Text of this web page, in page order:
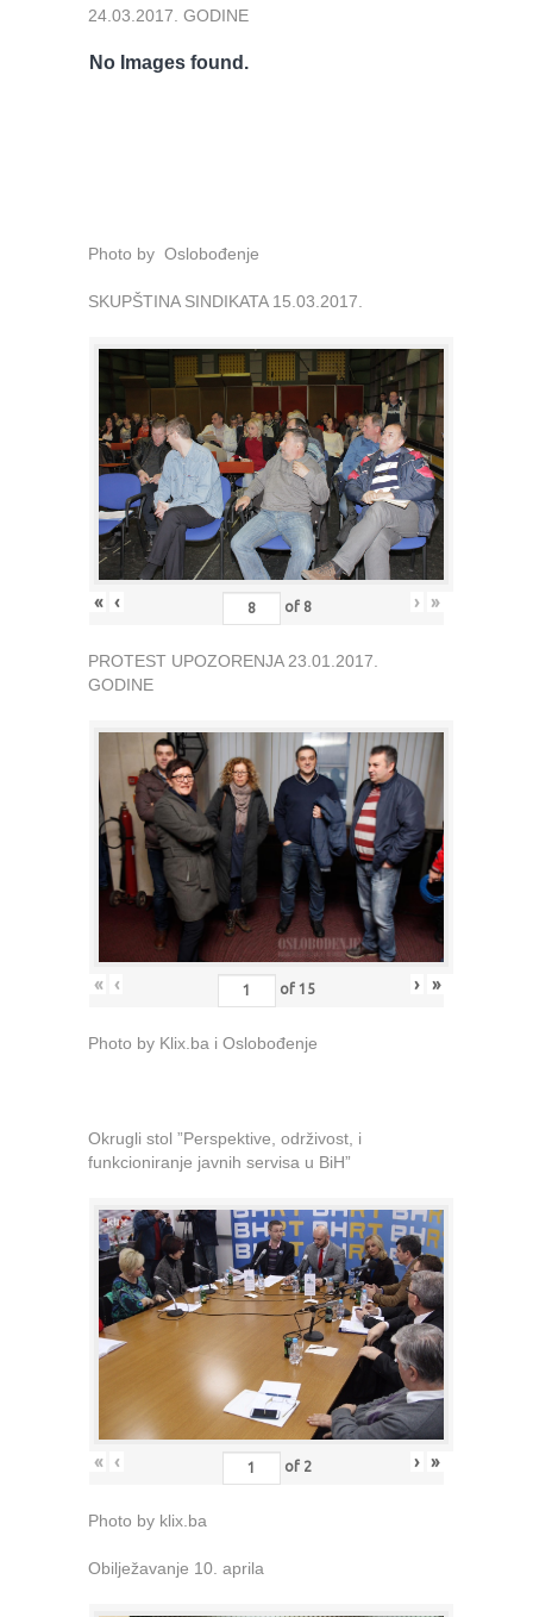
24.03.2017. GODINE
No Images found.
Photo by Oslobođenje
SKUPŠTINA SINDIKATA 15.03.2017.
« ‹ of 8 › »
PROTEST UPOZORENJA 23.01.2017.
GODINE
« ‹ of 15 › »
Photo by Klix.ba i Oslobođenje
Okrugli stol ”Perspektive, održivost, i
funkcioniranje javnih servisa u BiH”
« ‹ of 2 › »
Photo by klix.ba
Obilježavanje 10. aprila